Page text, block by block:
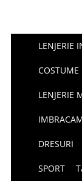
LENJERIE
COSTUME
LENJERIE
DRESURI
SPORT